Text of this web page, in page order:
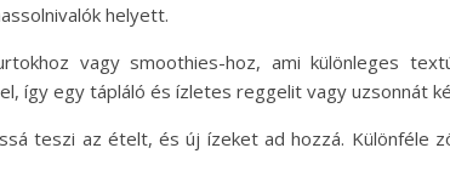
helyett.
vagy smoothies-hoz, ami különleges
így egy tápláló és ízletes reggelit vagy uzsonnát
teszi az ételt, és új ízeket ad hozzá. Különféle